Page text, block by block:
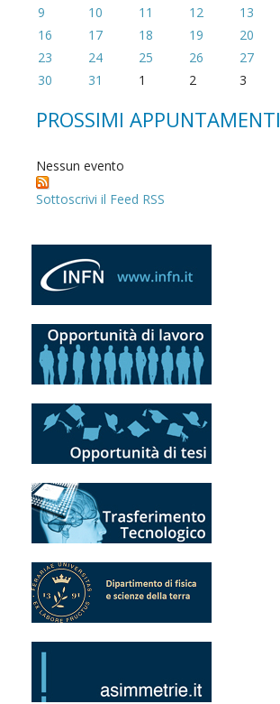
9
10 11 12 13
16
17 18 19 20
23
24 25 26 27
30
31 1 2 3
PROSSIMI APPUNTAMENTI
Nessun evento
Sottoscrivi il Feed RSS